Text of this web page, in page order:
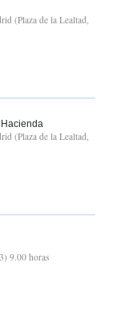
(Plaza de la Lealtad,
(Plaza de la Lealtad,
9.00 horas